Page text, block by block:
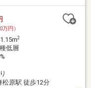
万円）
2
低層
松原駅 徒歩12分